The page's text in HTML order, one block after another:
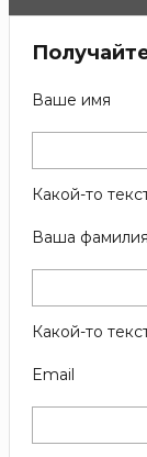
Ваше имя
Какой-то
Ваша фамилия
Какой-то
Email